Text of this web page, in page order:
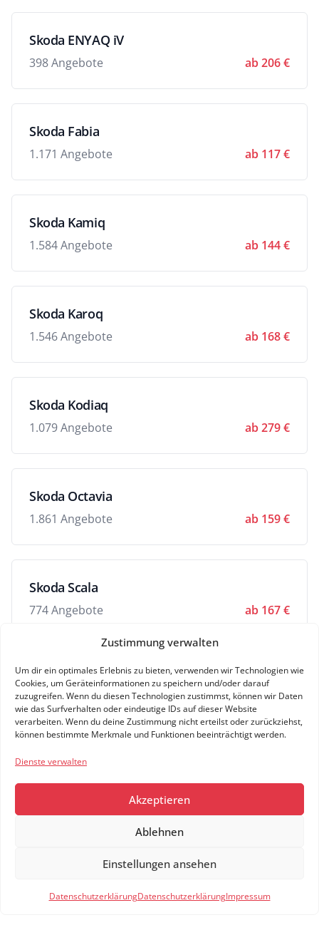
Zustimmung verwalten
Um dir ein optimales Erlebnis zu bieten, verwenden wir Technologien wie
Cookies, um Geräteinformationen zu speichern und/oder darauf
zuzugreifen. Wenn du diesen Technologien zustimmst, können wir Daten
wie das Surfverhalten oder eindeutige IDs auf dieser Website
verarbeiten. Wenn du deine Zustimmung nicht erteilst oder zurückziehst,
können bestimmte Merkmale und Funktionen beeinträchtigt werden.
Dienste verwalten
Akzeptieren
Ablehnen
Einstellungen ansehen
DatenschutzerklärungDatenschutzerklärungImpressum
Filter
Skoda ENYAQ iV
398 Angebote ab 206 €
Skoda Fabia
1.171 Angebote ab 117 €
Skoda Kamiq
1.584 Angebote ab 144 €
Skoda Karoq
1.546 Angebote ab 168 €
Skoda Kodiaq
1.079 Angebote ab 279 €
Skoda Octavia
1.861 Angebote ab 159 €
Skoda Scala
774 Angebote ab 167 €
Skoda Superb
1.317 Angebote ab 199 €